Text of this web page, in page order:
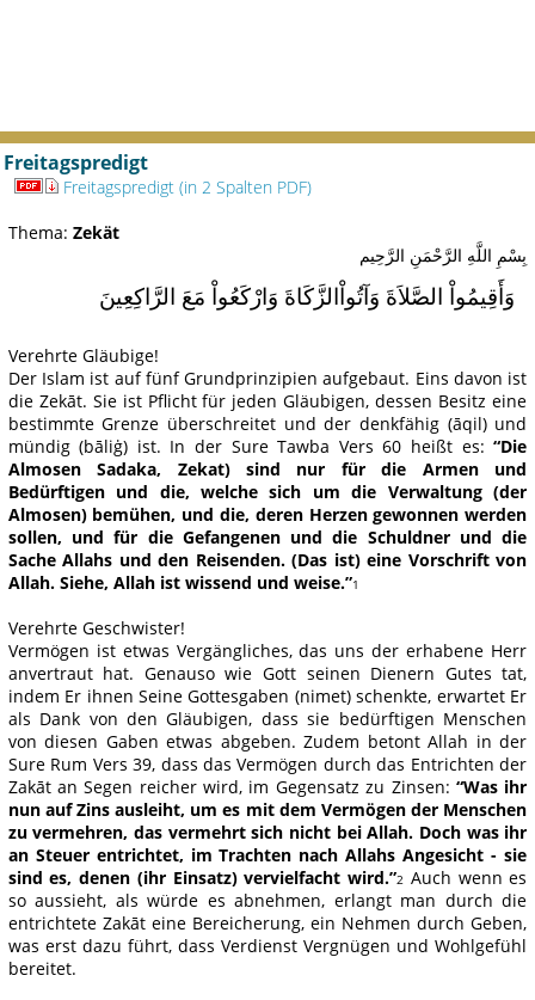
Freitagspredigt
Freitagspredigt (in 2 Spalten PDF)
Thema: Zekät
بِسْمِ اللَّهِ الرَّحْمَنِ الرَّحِيم
وَأَقِيمُواْ الصَّلاَةَ وَآتُواْالزَّكَاةَ وَارْكَعُواْ مَعَ الرَّاكِعِينَ
Verehrte Gläubige!
Der Islam ist auf fünf Grundprinzipien aufgebaut. Eins davon ist
die Zekāt. Sie ist Pflicht für jeden Gläubigen, dessen Besitz eine
bestimmte Grenze überschreitet und der denkfähig (āqil) und
mündig (bāliġ) ist. In der Sure Tawba Vers 60 heißt es: “Die
Almosen Sadaka, Zekat) sind nur für die Armen und
Bedürftigen und die, welche sich um die Verwaltung (der
Almosen) bemühen, und die, deren Herzen gewonnen werden
sollen, und für die Gefangenen und die Schuldner und die
Sache Allahs und den Reisenden. (Das ist) eine Vorschrift von
Allah. Siehe, Allah ist wissend und weise.”1
Verehrte Geschwister!
Vermögen ist etwas Vergängliches, das uns der erhabene Herr
anvertraut hat. Genauso wie Gott seinen Dienern Gutes tat,
indem Er ihnen Seine Gottesgaben (nimet) schenkte, erwartet Er
als Dank von den Gläubigen, dass sie bedürftigen Menschen
von diesen Gaben etwas abgeben. Zudem betont Allah in der
Sure Rum Vers 39, dass das Vermögen durch das Entrichten der
Zakāt an Segen reicher wird, im Gegensatz zu Zinsen: “Was ihr
nun auf Zins ausleiht, um es mit dem Vermögen der Menschen
zu vermehren, das vermehrt sich nicht bei Allah. Doch was ihr
an Steuer entrichtet, im Trachten nach Allahs Angesicht - sie
sind es, denen (ihr Einsatz) vervielfacht wird.”2 Auch wenn es
so aussieht, als würde es abnehmen, erlangt man durch die
entrichtete Zakāt eine Bereicherung, ein Nehmen durch Geben,
was erst dazu führt, dass Verdienst Vergnügen und Wohlgefühl
bereitet.